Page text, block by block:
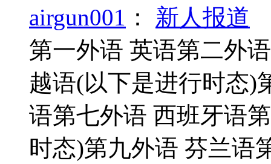
airgun001 ： 新人报道
第一外语 英语第二外
越语(以下是进行时态)
语第七外语 西班牙语
时态)第九外语 芬兰语